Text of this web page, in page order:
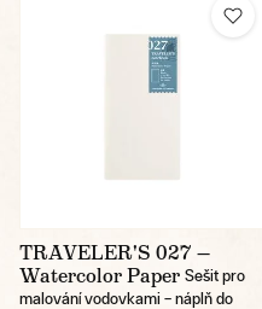
TRAVELER'S 027 —
Watercolor Paper Sešit pro
malování vodovkami – náplň do